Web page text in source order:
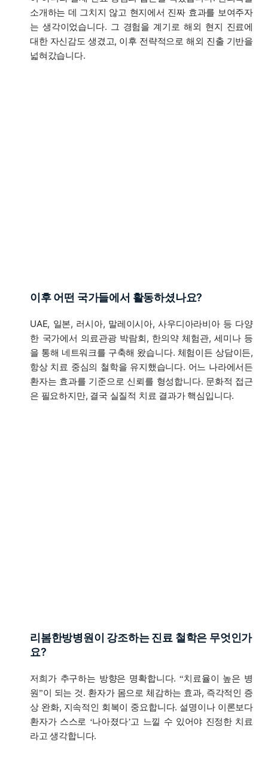
소개하는 데 그치지 않고 현지에서 진짜 효과를 보여주자
는 생각이었습니다. 그 경험을 계기로 해외 현지 진료에
대한 자신감도 생겼고, 이후 전략적으로 해외 진출 기반을
넓혀갔습니다.
이후 어떤 국가들에서 활동하셨나요?
UAE, 일본, 러시아, 말레이시아, 사우디아라비아 등 다양
한 국가에서 의료관광 박람회, 한의약 체험관, 세미나 등
을 통해 네트워크를 구축해 왔습니다. 체험이든 상담이든,
항상 치료 중심의 철학을 유지했습니다. 어느 나라에서든
환자는 효과를 기준으로 신뢰를 형성합니다. 문화적 접근
은 필요하지만, 결국 실질적 치료 결과가 핵심입니다.
리봄한방병원이 강조하는 진료 철학은 무엇인가
요?
저희가 추구하는 방향은 명확합니다.“치료율이 높은 병
원”이 되는 것. 환자가 몸으로 체감하는 효과, 즉각적인 증
상 완화, 지속적인 회복이 중요합니다. 설명이나 이론보다
환자가 스스로 ‘나아졌다’고 느낄 수 있어야 진정한 치료
라고 생각합니다.